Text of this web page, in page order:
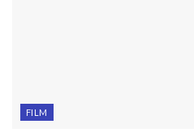
FILM